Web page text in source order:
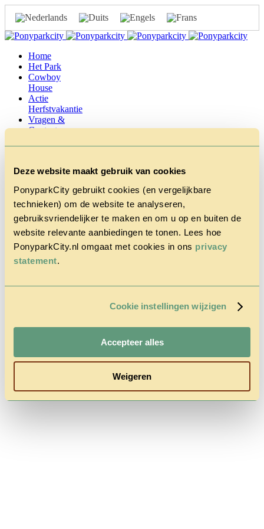
Deze website maakt gebruik van cookies
PonyparkCity gebruikt cookies (en vergelijkbare
technieken) om de website te analyseren,
gebruiksvriendelijker te maken en om u op en buiten de
website relevante aanbiedingen te tonen. Lees hoe
PonyparkCity.nl omgaat met cookies in ons privacy
statement.
Cookie instellingen wijzigen
Accepteer alles
Weigeren
Home
Het Park
Cowboy
House
Actie
Herfstvakantie
Vragen &
Contact
Brochure 2022 DE
december 2, 2021 9:41 am Gepubliceerd doorLaura Bembom
Follow us